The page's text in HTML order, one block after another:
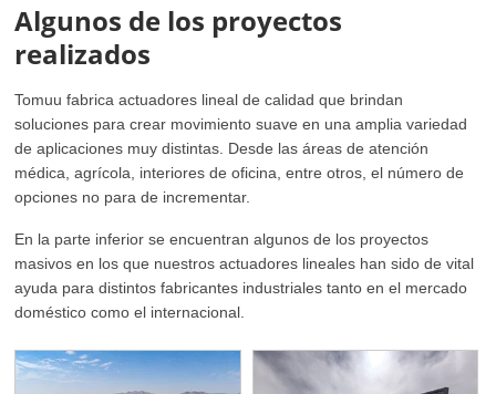
Algunos de los proyectos
realizados
Tomuu fabrica actuadores lineal de calidad que brindan
soluciones para crear movimiento suave en una amplia variedad
de aplicaciones muy distintas. Desde las áreas de atención
médica, agrícola, interiores de oficina, entre otros, el número de
opciones no para de incrementar.
En la parte inferior se encuentran algunos de los proyectos
masivos en los que nuestros actuadores lineales han sido de vital
ayuda para distintos fabricantes industriales tanto en el mercado
doméstico como el internacional.